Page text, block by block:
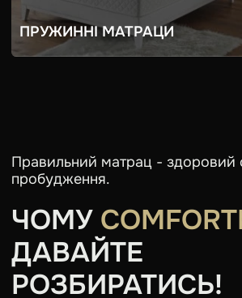
ПРУЖИННІ МАТРАЦИ
Правильний матрац - здоровий
пробудження.
ЧОМУ
ДАВАЙТЕ
РОЗБИРАТИСЬ!